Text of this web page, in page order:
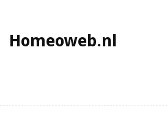
Homeoweb.nl